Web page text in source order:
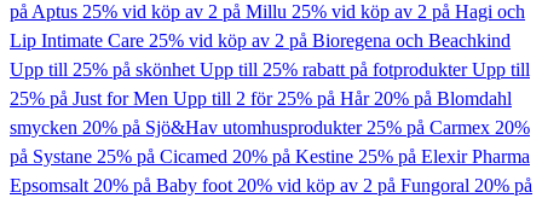
på Aptus 25% vid köp av 2 på Millu 25% vid köp av 2 på Hagi och
Lip Intimate Care 25% vid köp av 2 på Bioregena och Beachkind
Upp till 25% på skönhetUpp till 25% rabatt på fotprodukterUpp till
25% på Just for Men Upp till 2 för 25% på Hår20% på Blomdahl
smycken 20% på Sjö&Hav utomhusprodukter25% på Carmex 20%
på Systane 25% på Cicamed 20% på Kestine 25% på Elexir Pharma
Epsomsalt20% på Baby foot20% vid köp av 2 på Fungoral 20% på